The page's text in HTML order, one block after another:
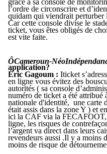
grâce à sa console de
l’ordre de circonscrire et
quidam qui viendrait perturber
Car cette console divise le
ticket, vous êtes obligés de
est vite faite.
ÔCameroun-N
application?
Éric Gagoum : Iticket
en ligne vous évitez des
autorités ( sa console
numéro de ticket a été attribué
nationale d'identité, une carte
était assis dans la zone Y ) et
ici la CAF via la FECAFOOT,
ligne, les risques de
l’argent va direct dans leurs
revendeurs aussi .Il y a moins
moins de risque de